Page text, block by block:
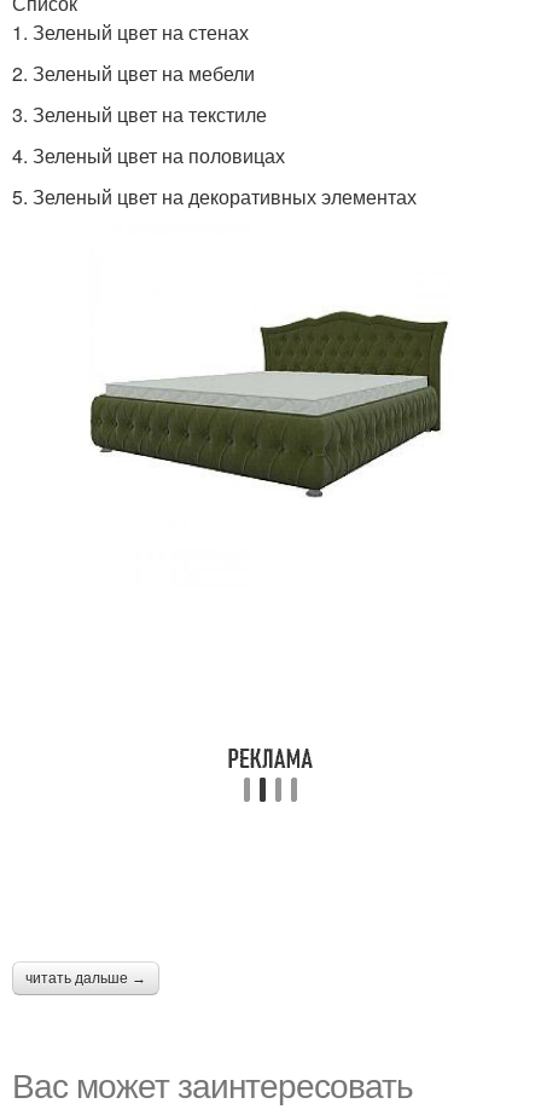
1. Зеленый цвет на стенах
2. Зеленый цвет на мебели
3. Зеленый цвет на текстиле
4. Зеленый цвет на половицах
5. Зеленый цвет на декоративных элементах
читать дальше →
Вас может заинтересовать